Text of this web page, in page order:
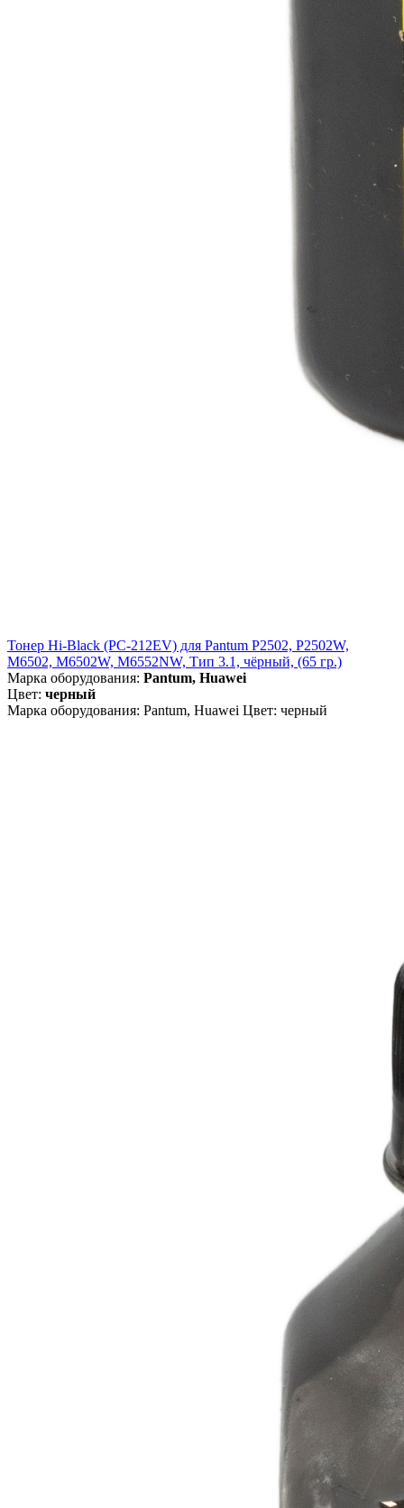
Тонер Hi-Black (PC-212EV) для Pantum P2502, P2502W,
M6502, M6502W, M6552NW, Тип 3.1, чёрный, (65 гр.)
Марка оборудования: Pantum, Huawei
Цвет: черный
Марка оборудования: Pantum, Huawei Цвет: черный